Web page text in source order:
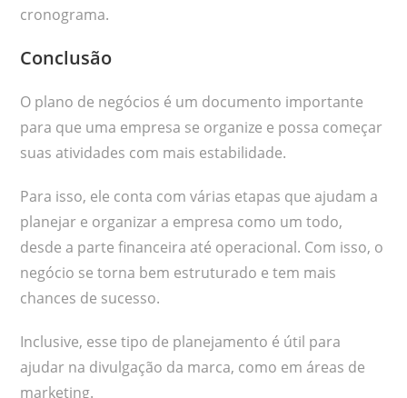
cronograma.
Conclusão
O plano de negócios é um documento importante
para que uma empresa se organize e possa começar
suas atividades com mais estabilidade.
Para isso, ele conta com várias etapas que ajudam a
planejar e organizar a empresa como um todo,
desde a parte financeira até operacional. Com isso, o
negócio se torna bem estruturado e tem mais
chances de sucesso.
Inclusive, esse tipo de planejamento é útil para
ajudar na divulgação da marca, como em áreas de
marketing.